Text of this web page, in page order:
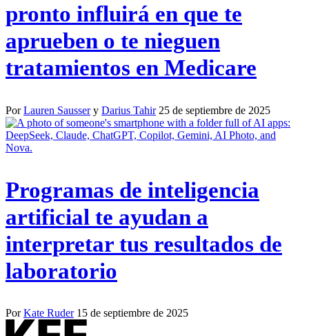
pronto influirá en que te
aprueben o te nieguen
tratamientos en Medicare
PorLauren Saussery Darius Tahir 25 de septiembre de 2025
Programas de inteligencia
artificial te ayudan a
interpretar tus resultados de
laboratorio
PorKate Ruder 15 de septiembre de 2025